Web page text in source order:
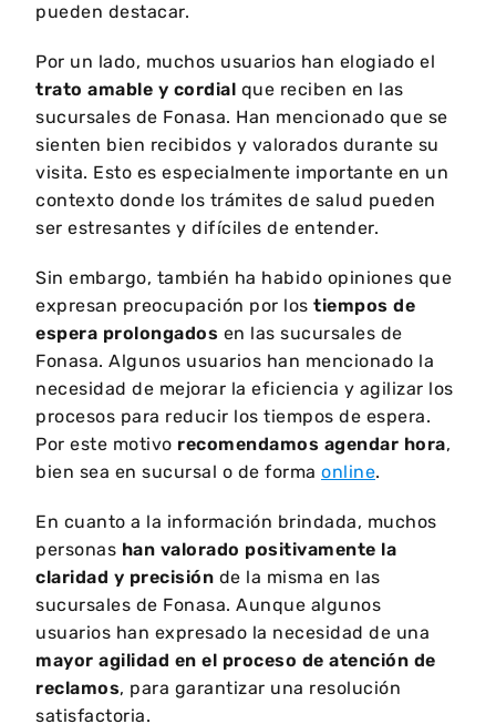
pueden destacar.
Por un lado, muchos usuarios han elogiado el
trato amable y cordial que reciben en las
sucursales de Fonasa. Han mencionado que se
sienten bien recibidos y valorados durante su
visita. Esto es especialmente importante en un
contexto donde los trámites de salud pueden
ser estresantes y difíciles de entender.
Sin embargo, también ha habido opiniones que
expresan preocupación por los tiempos de
espera prolongados en las sucursales de
Fonasa. Algunos usuarios han mencionado la
necesidad de mejorar la eficiencia y agilizar los
procesos para reducir los tiempos de espera.
Por este motivo recomendamos agendar hora,
bien sea en sucursal o de forma online.
En cuanto a la información brindada, muchos
personas han valorado positivamente la
claridad y precisión de la misma en las
sucursales de Fonasa. Aunque algunos
usuarios han expresado la necesidad de una
mayor agilidad en el proceso de atención de
reclamos, para garantizar una resolución
satisfactoria.